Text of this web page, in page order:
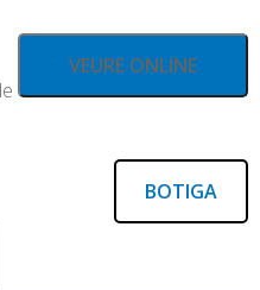
VEURE ONLINE
BOTIGA